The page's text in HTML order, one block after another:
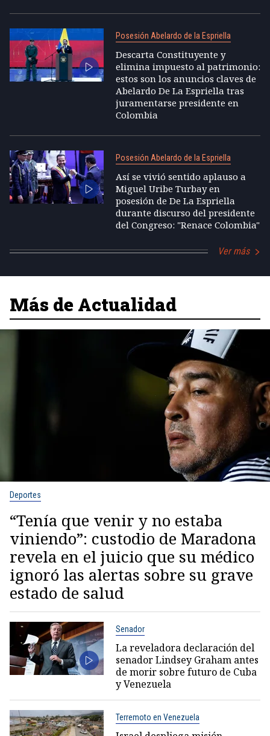
Posesión Abelardo de la Espriella
Descarta Constituyente y
elimina impuesto al patrimonio:
estos son los anuncios claves de
Abelardo De La Espriella tras
juramentarse presidente en
Colombia
Posesión Abelardo de la Espriella
Así se vivió sentido aplauso a
Miguel Uribe Turbay en
posesión de De La Espriella
durante discurso del presidente
del Congreso: "Renace Colombia"
Ver más
Más de Actualidad
Deportes
“Tenía que venir y no estaba
viniendo”: custodio de Maradona
revela en el juicio que su médico
ignoró las alertas sobre su grave
estado de salud
Senador
La reveladora declaración del
senador Lindsey Graham antes
de morir sobre futuro de Cuba
y Venezuela
Terremoto en Venezuela